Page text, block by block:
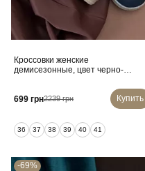
Кроссовки женские
демисезонные, цвет черно-
699 грн2239 грн Купить
36 37 38 39 40 41
-69%